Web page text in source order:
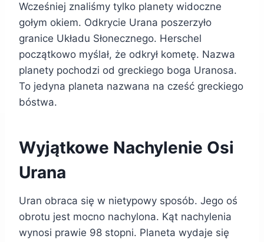
Wcześniej znaliśmy tylko planety widoczne
gołym okiem. Odkrycie Urana poszerzyło
granice Układu Słonecznego. Herschel
początkowo myślał, że odkrył kometę. Nazwa
planety pochodzi od greckiego boga Uranosa.
To jedyna planeta nazwana na cześć greckiego
bóstwa.
Wyjątkowe Nachylenie Osi
Urana
Uran obraca się w nietypowy sposób. Jego oś
obrotu jest mocno nachylona. Kąt nachylenia
wynosi prawie 98 stopni. Planeta wydaje się